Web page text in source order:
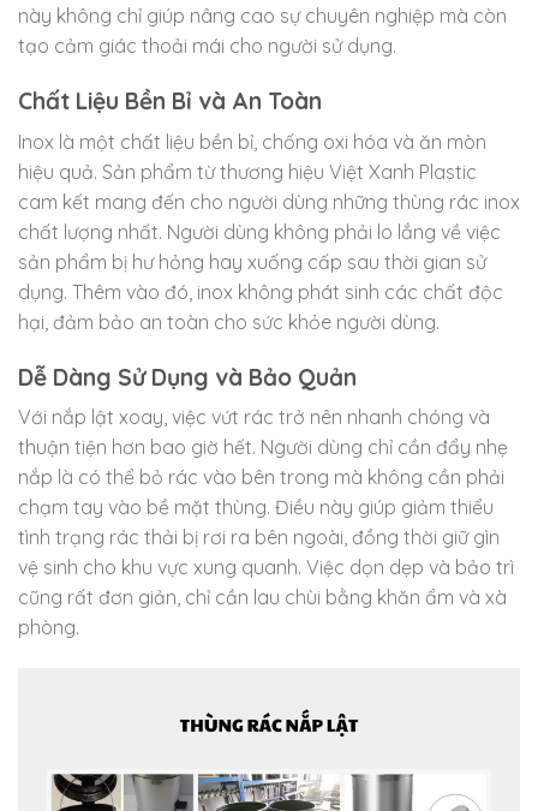
này không chỉ giúp nâng cao sự chuyên nghiệp mà còn
tạo cảm giác thoải mái cho người sử dụng.
Chất Liệu Bền Bỉ và An Toàn
Inox là một chất liệu bền bỉ, chống oxi hóa và ăn mòn
hiệu quả. Sản phẩm từ thương hiệu Việt Xanh Plastic
cam kết mang đến cho người dùng những thùng rác inox
chất lượng nhất. Người dùng không phải lo lắng về việc
sản phẩm bị hư hỏng hay xuống cấp sau thời gian sử
dụng. Thêm vào đó, inox không phát sinh các chất độc
hại, đảm bảo an toàn cho sức khỏe người dùng.
Dễ Dàng Sử Dụng và Bảo Quản
Với nắp lật xoay, việc vứt rác trở nên nhanh chóng và
thuận tiện hơn bao giờ hết. Người dùng chỉ cần đẩy nhẹ
nắp là có thể bỏ rác vào bên trong mà không cần phải
chạm tay vào bề mặt thùng. Điều này giúp giảm thiểu
tình trạng rác thải bị rơi ra bên ngoài, đồng thời giữ gìn
vệ sinh cho khu vực xung quanh. Việc dọn dẹp và bảo trì
cũng rất đơn giản, chỉ cần lau chùi bằng khăn ẩm và xà
phòng.